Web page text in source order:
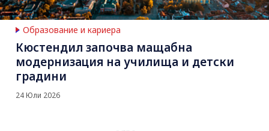
Образование и кариера
Кюстендил започва мащабна
модернизация на училища и детски
градини
24 Юли 2026